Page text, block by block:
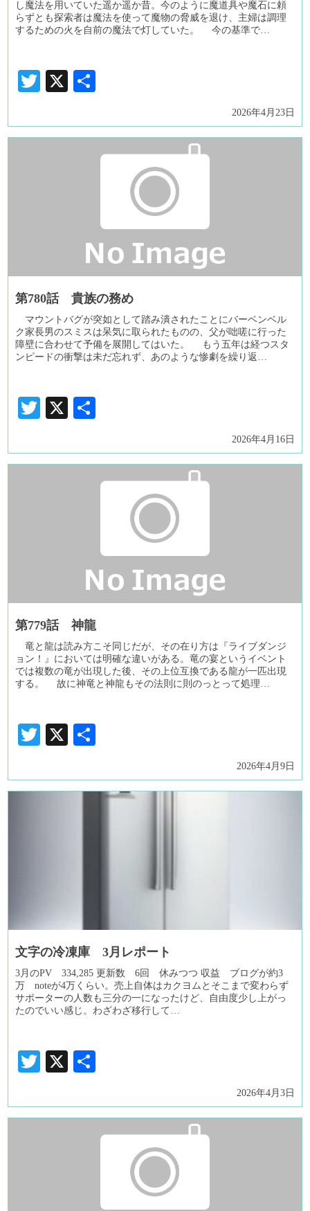
し魔法を用いていた遥か遥か昔。今のように魔道具や魔石に頼
らずとも探索者は魔法を使って魔物の脅威を退け、主婦は調理
するための火を自前の魔法で灯していた。 今の基準で…
Twitter
X
2026年4月23日
第780話 貴族の務め
マウントバグが突如として踏み潰されたことにバーベンベル
ク家長男のスミスは呆気に取られたものの、父が咄嗟に行った
障壁に合わせて予備を展開してはいた。 もう五年は経つスタ
ンピードの衝撃は未だ忘れず、あのような惨劇を繰り返…
Twitter
X
2026年4月16日
第779話 神龍
竜と龍は読み方こそ同じだが、その在り方は『ライブダンジ
ョン！』においては明確な違いがある。竜の宴というイベント
では複数の竜が出現した後、その上位互換である龍が一匹出現
する。 故に神竜と神龍もその法則に則のっとって処理…
Twitter
X
2026年4月9日
文字の冷凍庫 3月レポート
3月のPV 334,285 更新数 6回 休みつつ 収益 ブログが約3
万 noteが4万くらい。売上自体はカクヨムとそこまで変わらず
サポーターの人数も三分の一になったけど、自由度少し上がっ
たのでいい感じ。わざわざ移行して…
Twitter
X
2026年4月3日